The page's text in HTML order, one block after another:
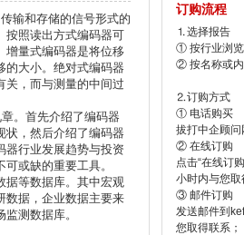
输和存储的信号形式的
按照读出方式编码器可
增量式编码器是将位移
的大小。绝对式编码器
关，而与测量的中间过
。首先介绍了编码器
状，然后介绍了编码器
器行业发展趋势与投资
或缺的重要工具。
据等数据库。其中宏观
数据，企业数据主要来
测数据库。
订购流程
⒈选择报告
① 按行业浏览
② 按名称或
⒉订购方式
① 电话购买
拔打中企顾
② 在线订购
点击“在线订
小时内与您取
③ 邮件订购
发送邮件到
您取得联系；